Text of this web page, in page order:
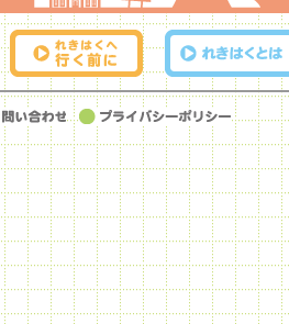
れきはくへ行く前
れきはくとは
合わせ プライバシーポリシー